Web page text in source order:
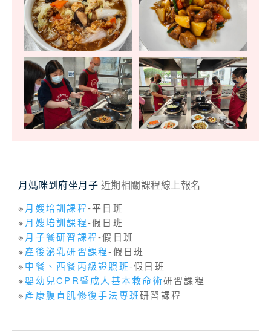
月媽咪到府坐月子 近期相關課程線上報名
※月嫂培訓課程-平日班
※月嫂培訓課程-假日班
※月子餐研習課程-假日班
※產後泌乳研習課程-假日班
※中餐、西餐丙級證照班-假日班
※嬰幼兒CPR暨成人基本救命術研習課程
※產康腹直肌修復手法專班研習課程